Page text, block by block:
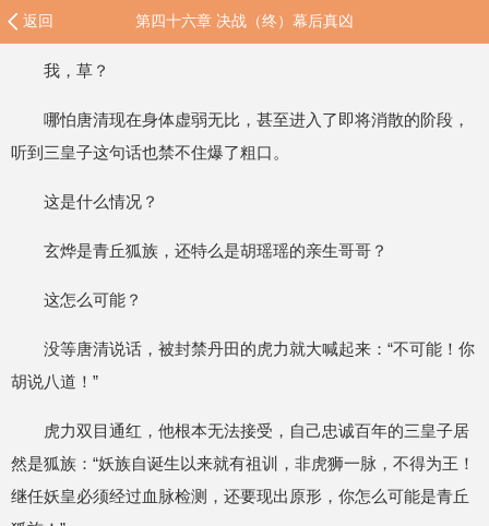
返回 第四十六章 决战（终）幕后真凶
我，草？
哪怕唐清现在身体虚弱无比，甚至进入了即将消散的阶段，
听到三皇子这句话也禁不住爆了粗口。
这是什么情况？
玄烨是青丘狐族，还特么是胡瑶瑶的亲生哥哥？
这怎么可能？
没等唐清说话，被封禁丹田的虎力就大喊起来：“不可能！你
胡说八道！”
虎力双目通红，他根本无法接受，自己忠诚百年的三皇子居
然是狐族：“妖族自诞生以来就有祖训，非虎狮一脉，不得为王！
继任妖皇必须经过血脉检测，还要现出原形，你怎么可能是青丘